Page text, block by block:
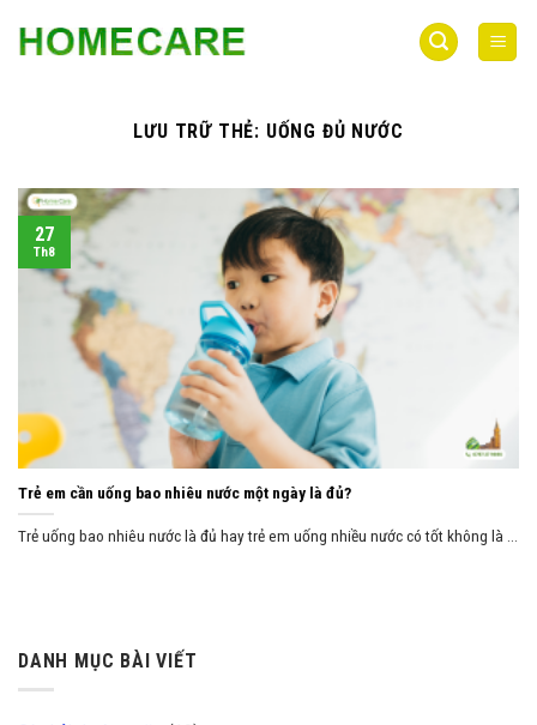
qua
LƯU TRỮ THẺ: UỐNG ĐỦ NƯỚC
DANH MỤC BÀI VIẾT
Trẻ em cần uống bao nhiêu nước một ngày là đủ?
Trẻ uống bao nhiêu nước là đủ hay trẻ em uống nhiều nước có tốt không là ...
27
Th8